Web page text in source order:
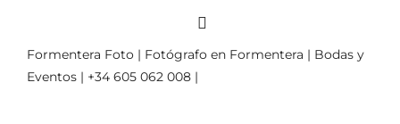
Formentera Foto | Fotógrafo en Formentera | Bodas y
Eventos | +34 605 062 008 |